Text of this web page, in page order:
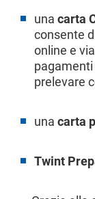
una carta
consente
online e
prelevare
una carta
Twint